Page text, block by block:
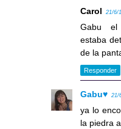
Carol 21/6/
Gabu
estaba
de la
Responder
Gabu♥ 21/
ya lo
la piedra